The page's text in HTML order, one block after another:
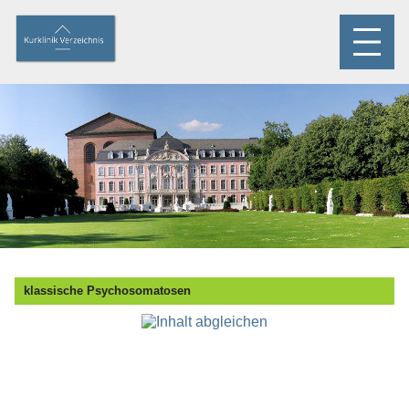
klassische Psychosomatosen